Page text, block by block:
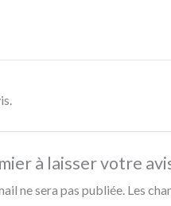
à laisser votre
ne sera pas publiée. Les